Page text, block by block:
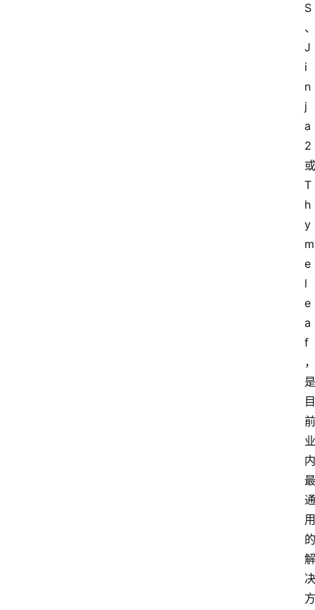
S
、
J
i
n
j
a
2
或
T
h
y
m
e
l
e
a
f
，
是
目
前
业
内
最
通
用
的
解
决
方